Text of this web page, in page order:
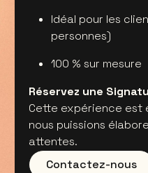
Idéal pour les
personnes)
100 % sur mesure
Réservez une
Cette expérience est
nous puissions
attentes.
Contactez-nous